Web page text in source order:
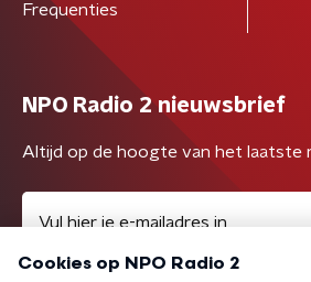
Frequenties
NPO Radio 2 nieuwsbrief
Altijd op de hoogte van het laatste